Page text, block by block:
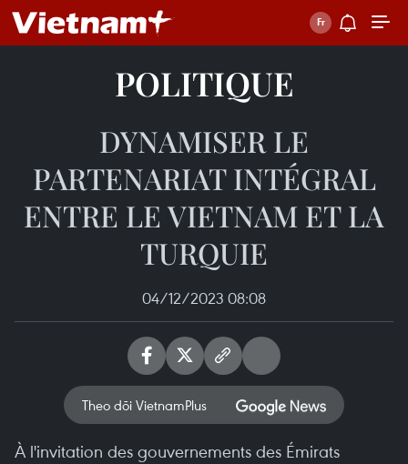
POLITIQUE
DYNAMISER LE
PARTENARIAT INTÉGRAL
ENTRE LE VIETNAM ET LA
TURQUIE
04/12/2023 08:08
Theo dõi VietnamPlus
À l'invitation des gouvernements des Émirats